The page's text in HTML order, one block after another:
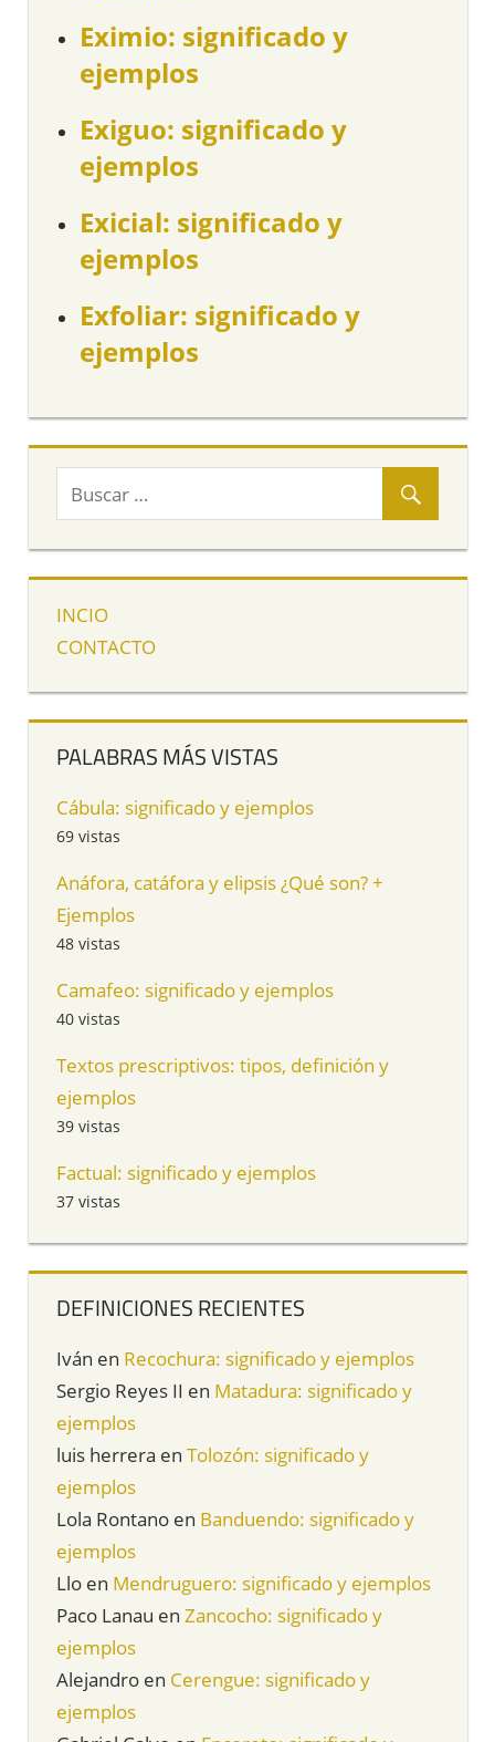
Eximio: significado y
ejemplos
Exiguo: significado y
ejemplos
Exicial: significado y
ejemplos
Exfoliar: significado y
ejemplos
INCIO
CONTACTO
PALABRAS MÁS VISTAS
Cábula: significado y ejemplos
69 vistas
Anáfora, catáfora y elipsis ¿Qué son? +
Ejemplos
48 vistas
Camafeo: significado y ejemplos
40 vistas
Textos prescriptivos: tipos, definición y
ejemplos
39 vistas
Factual: significado y ejemplos
37 vistas
DEFINICIONES RECIENTES
Iván en Recochura: significado y ejemplos
Sergio Reyes II en Matadura: significado y
ejemplos
luis herrera en Tolozón: significado y
ejemplos
Lola Rontano en Banduendo: significado y
ejemplos
Llo en Mendruguero: significado y ejemplos
Paco Lanau en Zancocho: significado y
ejemplos
Alejandro en Cerengue: significado y
ejemplos